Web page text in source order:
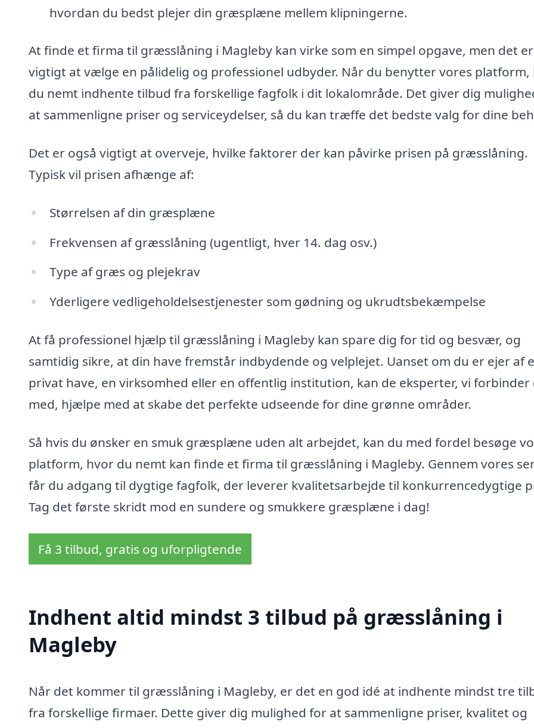
hvordan du bedst plejer din græsplæne mellem klipningerne.
At finde et firma til græsslåning i Magleby kan virke som en simpel opgave, men det er
vigtigt at vælge en pålidelig og professionel udbyder. Når du benytter vores platform,
du nemt indhente tilbud fra forskellige fagfolk i dit lokalområde. Det giver dig
at sammenligne priser og serviceydelser, så du kan træffe det bedste valg for dine
Det er også vigtigt at overveje, hvilke faktorer der kan påvirke prisen på græsslåning.
Typisk vil prisen afhænge af:
Størrelsen af din græsplæne
Frekvensen af græsslåning (ugentligt, hver 14. dag osv.)
Type af græs og plejekrav
Yderligere vedligeholdelsestjenester som gødning og ukrudtsbekæmpelse
At få professionel hjælp til græsslåning i Magleby kan spare dig for tid og besvær, og
samtidig sikre, at din have fremstår indbydende og velplejet. Uanset om du er ejer af
privat have, en virksomhed eller en offentlig institution, kan de eksperter, vi forbinder
med, hjælpe med at skabe det perfekte udseende for dine grønne områder.
Så hvis du ønsker en smuk græsplæne uden alt arbejdet, kan du med fordel besøge
platform, hvor du nemt kan finde et firma til græsslåning i Magleby. Gennem vores
får du adgang til dygtige fagfolk, der leverer kvalitetsarbejde til konkurrencedygtige
Tag det første skridt mod en sundere og smukkere græsplæne i dag!
Få 3 tilbud, gratis og uforpligtende
Indhent altid mindst 3 tilbud på græsslåning i
Magleby
Når det kommer til græsslåning i Magleby, er det en god idé at indhente mindst tre
fra forskellige firmaer. Dette giver dig mulighed for at sammenligne priser, kvalitet og